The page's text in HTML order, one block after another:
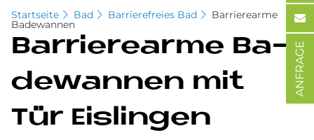
Startseite Bad Barrierefreies Bad Barrierearme
Badewannen
Bar­rie­re­ar­me Ba­
de­wan­nen mit
Tür Eis­lin­gen
ANFRAGE